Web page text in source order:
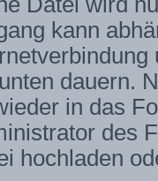
kann
dauern.
in das
des
hochladen